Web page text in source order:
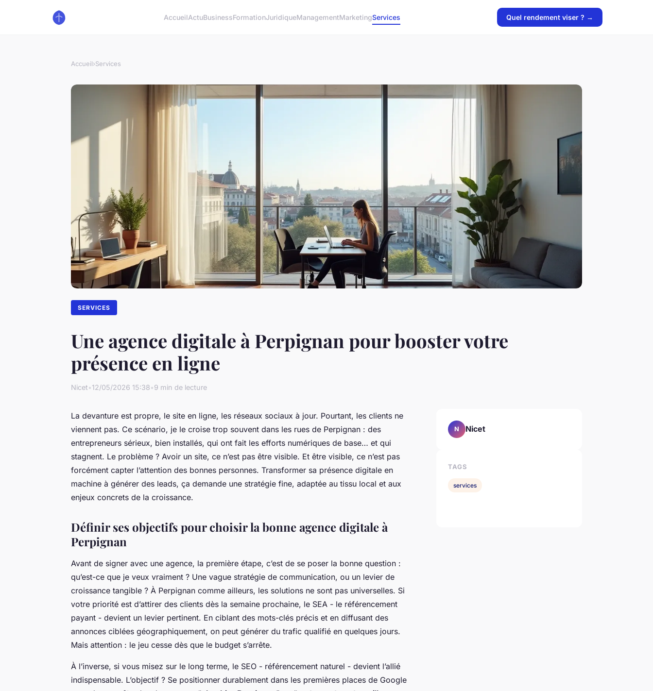
AccueilActuBusinessFormationJuridiqueManagementMarketingServices Quel rendement viser ? →
Accueil›Services
SERVICES
Une agence digitale à Perpignan pour booster votre
présence en ligne
Nicet•12/05/2026 15:38•9 min de lecture
La devanture est propre, le site en ligne, les réseaux sociaux à jour. Pourtant, les clients ne
viennent pas. Ce scénario, je le croise trop souvent dans les rues de Perpignan : des
entrepreneurs sérieux, bien installés, qui ont fait les efforts numériques de base… et qui
stagnent. Le problème ? Avoir un site, ce n’est pas être visible. Et être visible, ce n’est pas
forcément capter l’attention des bonnes personnes. Transformer sa présence digitale en
machine à générer des leads, ça demande une stratégie fine, adaptée au tissu local et aux
enjeux concrets de la croissance.
Définir ses objectifs pour choisir la bonne agence digitale à
Perpignan
Avant de signer avec une agence, la première étape, c’est de se poser la bonne question :
qu’est-ce que je veux vraiment ? Une vague stratégie de communication, ou un levier de
croissance tangible ? À Perpignan comme ailleurs, les solutions ne sont pas universelles. Si
votre priorité est d’attirer des clients dès la semaine prochaine, le SEA - le référencement
payant - devient un levier pertinent. En ciblant des mots-clés précis et en diffusant des
annonces ciblées géographiquement, on peut générer du trafic qualifié en quelques jours.
Mais attention : le jeu cesse dès que le budget s’arrête.
À l’inverse, si vous misez sur le long terme, le SEO - référencement naturel - devient l’allié
indispensable. L’objectif ? Se positionner durablement dans les premières places de Google
N Nicet
TAGS
services